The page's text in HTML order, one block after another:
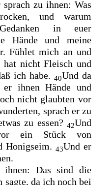
sprach zu ihnen: Was
und warum
in euer
Hände und meine
Fühlet mich an und
hat nicht Fleisch und
ich habe. 40Und da
ihnen Hände und
nicht glaubten vor
sprach er zu
zu essen? 42Und
ein Stück von
Honigseim. 43Und er
ihnen: Das sind die
sagte, da ich noch bei